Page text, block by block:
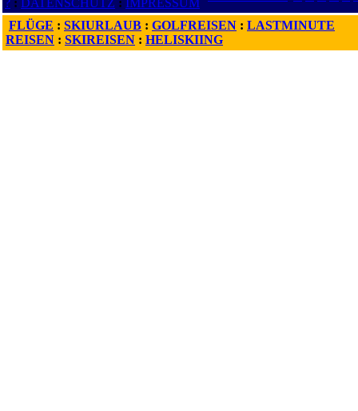
FLÜGE : SKIURLAUB : GOLFREISEN : LASTMINUTE
REISEN : SKIREISEN : HELISKIING